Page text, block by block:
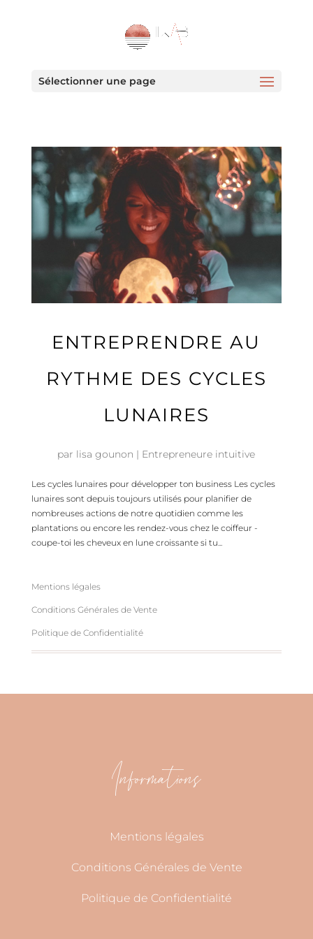
Sélectionner une page
ENTREPRENDRE AU
RYTHME DES CYCLES
LUNAIRES
par lisa gounon | Entrepreneure intuitive
Les cycles lunaires pour développer ton business Les cycles
lunaires sont depuis toujours utilisés pour planifier de
nombreuses actions de notre quotidien comme les
plantations ou encore les rendez-vous chez le coiffeur -
coupe-toi les cheveux en lune croissante si tu...
Mentions légales
Conditions Générales de Vente
Politique de Confidentialité
Informations
Mentions légales
Conditions Générales de Vente
Politique de Confidentialité